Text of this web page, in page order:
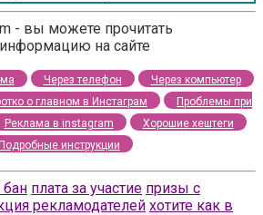
- вы можете прочитать
на сайте
Через телефон
Через компьютер
о главном в Инстаграм
Проблемы при
Реклама в instagram
Хорошие хештеги
Подробные инструкции
бан плата за участие призы с
рекламодателей хотите как в